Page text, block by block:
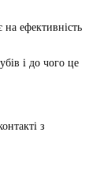
ефективність
і до чого це
з